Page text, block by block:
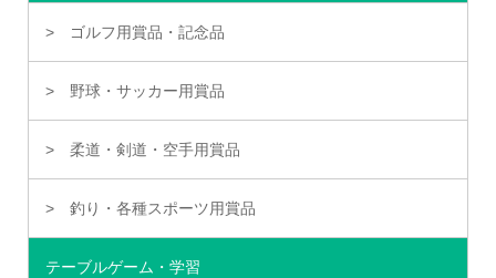
ゴルフ用賞品・記念品
野球・サッカー用賞品
柔道・剣道・空手用賞品
釣り・各種スポーツ用賞品
テーブルゲーム・学習